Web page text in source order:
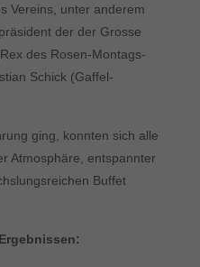
Vereins, unter anderem
der der Grosse
des Rosen-Montags-
Schick (Gaffel-
ging, konnten sich alle
Atmosphäre, entspannter
Buffet